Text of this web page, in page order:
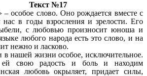
Текст №17
особое слово. Оно рождается вместе с
нас в годы взросления и зрелости. Его
с любовью произносит юноша и
любого народа есть это слово, и на
нежно и ласково.
жизни особое, исключительное.
свою радость и боль и находим
любовь окрыляет, придает силы,